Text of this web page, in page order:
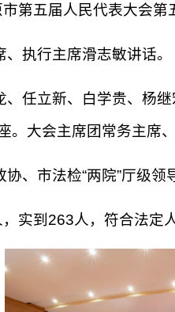
第五届人民代表大会第
执行主席滑志敏讲话。
、任立新、白学贵、杨
。大会主席团常务主席
、市法检“两院”厅级
实到263人，符合法定人